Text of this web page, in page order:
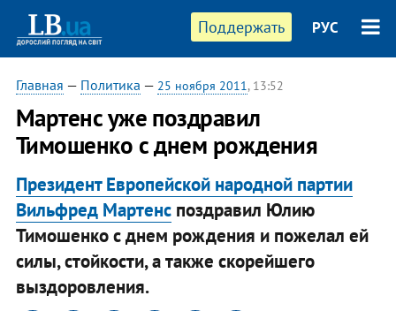
Поддержать РУС
Главная — Политика — 25 ноября 2011, 13:52
Мартенс уже поздравил
Тимошенко с днем рождения
Президент Европейской народной партии
Вильфред Мартенспоздравил Юлию
Тимошенко с днем рождения и пожелал ей
силы, стойкости, а также скорейшего
выздоровления.